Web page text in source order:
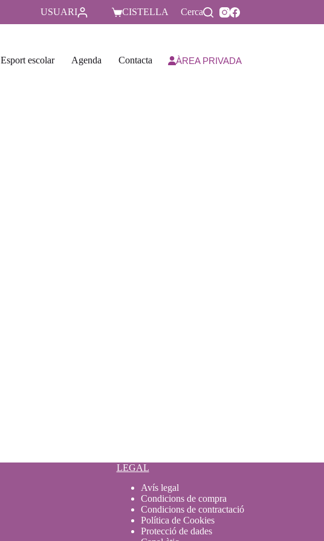
USUARI CISTELLA Cerca
Esport escolar Agenda Contacta ÀREA PRIVADA
LEGAL
Avís legal
Condicions de compra
Condicions de contractació
Política de Cookies
Protecció de dades